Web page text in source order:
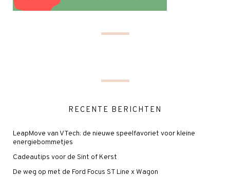
RECENTE BERICHTEN
LeapMove van VTech: de nieuwe speelfavoriet voor kleine
energiebommetjes
Cadeautips voor de Sint of Kerst
De weg op met de Ford Focus ST Line x Wagon